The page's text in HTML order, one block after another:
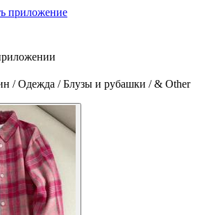
приложение
/Одежда /Блузы и рубашки /& Other